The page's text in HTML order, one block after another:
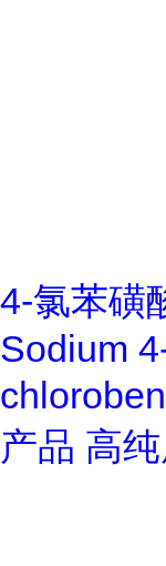
4-氯苯磺
Sodium
产品 高